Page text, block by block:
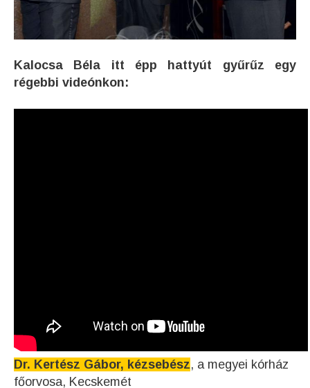
Kalocsa Béla itt épp hattyút gyűrűz egy
régebbi videónkon:
Dr. Kertész Gábor, kézsebész, a megyei kórház
főorvosa, Kecskemét